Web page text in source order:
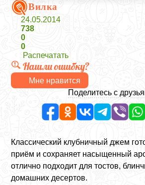
Вилка
24.05.2014
738
0
0
Распечатать
Нашли ошибку?
Мне нравится
Поделитесь с
Классический клубничный джем
приём и сохраняет насыщенный
отлично подходит для тостов,
домашних десертов.